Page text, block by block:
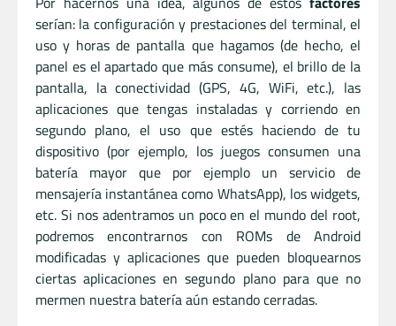
serían: la configuración y prestaciones del terminal, el
uso y horas de pantalla que hagamos (de hecho, el
panel es el apartado que más consume), el brillo de la
pantalla, la conectividad (GPS, 4G, WiFi, etc.), las
aplicaciones que tengas instaladas y corriendo en
segundo plano, el uso que estés haciendo de tu
dispositivo (por ejemplo, los juegos consumen una
batería mayor que por ejemplo un servicio de
mensajería instantánea como WhatsApp), los widgets,
etc. Si nos adentramos un poco en el mundo del root,
podremos encontrarnos con ROMs de Android
modificadas y aplicaciones que pueden bloquearnos
ciertas aplicaciones en segundo plano para que no
mermen nuestra batería aún estando cerradas.